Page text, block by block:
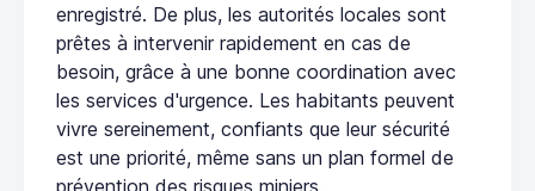
enregistré. De plus, les autorités locales sont
prêtes à intervenir rapidement en cas de
besoin, grâce à une bonne coordination avec
les services d'urgence. Les habitants peuvent
vivre sereinement, confiants que leur sécurité
est une priorité, même sans un plan formel de
prévention des risques miniers.